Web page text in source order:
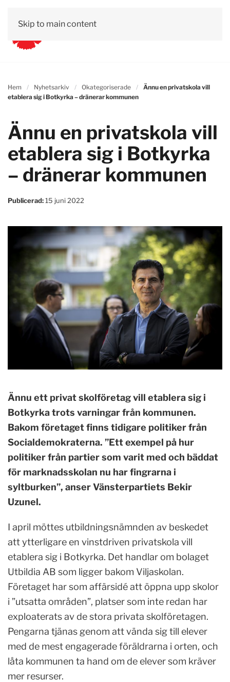
Skip to main content
Hem Nyhetsarkiv Okategoriserade
Ännu en privatskola vill
etablera sig i Botkyrka – dränerar kommunen
Ännu en privatskola vill
etablera sig i Botkyrka
– dränerar kommunen
Publicerad:15 juni 2022
Ännu ett privat skolföretag vill etablera sig i
Botkyrka trots varningar från kommunen.
Bakom företaget finns tidigare politiker från
Socialdemokraterna. ”Ett exempel på hur
politiker från partier som varit med och bäddat
för marknadsskolan nu har fingrarna i
syltburken”, anser Vänsterpartiets Bekir
Uzunel.
I april möttes utbildningsnämnden av beskedet
att ytterligare en vinstdriven privatskola vill
etablera sig i Botkyrka. Det handlar om bolaget
Utbildia AB som ligger bakom Viljaskolan.
Företaget har som affärsidé att öppna upp skolor
i ”utsatta områden”, platser som inte redan har
exploaterats av de stora privata skolföretagen.
Pengarna tjänas genom att vända sig till elever
med de mest engagerade föräldrarna i orten, och
låta kommunen ta hand om de elever som kräver
mer resurser.